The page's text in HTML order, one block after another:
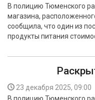
В полицию Тюменского
магазина,
сообщила, что один из
продукты питания
23 декабря 2025, 09:00